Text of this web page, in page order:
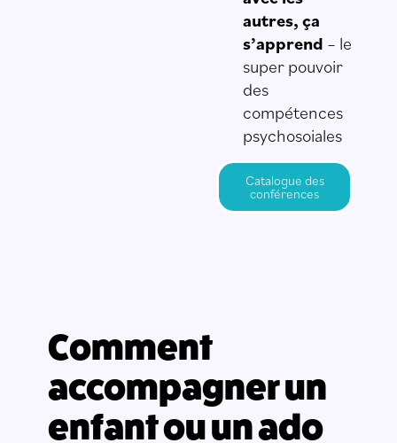
autres, ça
s’apprend – le
super pouvoir
des
compétences
psychosoiales
Catalogue des
conférences
Comment
accompagner un
enfant ou un ado